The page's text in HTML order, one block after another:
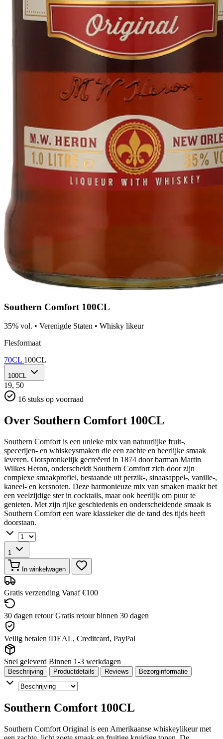
Southern Comfort 100CL
35% vol. • Verenigde Staten • Whisky likeur
Flesformaat
70CL 100CL
100CL
19, 50
16 stuks op voorraad
Over Southern Comfort 100CL
Southern Comfort is een unieke mix van natuurlijke fruit-,
specerijen- en whiskeysmaken die een zachte en heerlijke smaak
leveren. Oorspronkelijk gecreëerd in 1874 door barman Martin
Wilkes Heron, onderscheidt Southern Comfort zich door zijn
complexe smaakprofiel, bestaande uit perzik-, sinaasappel-, vanille-,
kaneel- en kersnoten. Deze harmonieuze mix van smaken maakt het
een veelzijdige ster in cocktails, maar ook heerlijk om puur te
genieten. Met zijn rijke geschiedenis en onderscheidende smaak is
Southern Comfort een ware klassieker die de tand des tijds heeft
doorstaan.
1
In winkelwagen
Gratis verzending Vanaf €100
30 dagen retour Gratis retour binnen 30 dagen
Veilig betalen iDEAL, Creditcard, PayPal
Snel geleverd Binnen 1-3 werkdagen
Beschrijving Productdetails Reviews Bezorginformatie
Southern Comfort 100CL
Southern Comfort Original is een Amerikaanse whiskeylikeur met